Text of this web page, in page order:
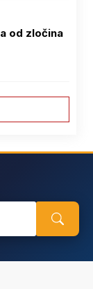
od zločina